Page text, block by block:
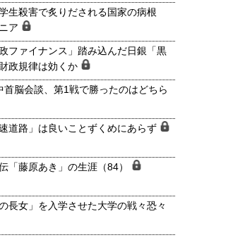
生殺害で炙りだされる国家の病根
ア
ファイナンス」踏み込んだ日銀「黒
政規律は効くか
首脳会談、第1戦で勝ったのはどちら
速道路」は良いことずくめにあらず
藤原あき」の生涯（84）
長女」を入学させた大学の戦々恐々